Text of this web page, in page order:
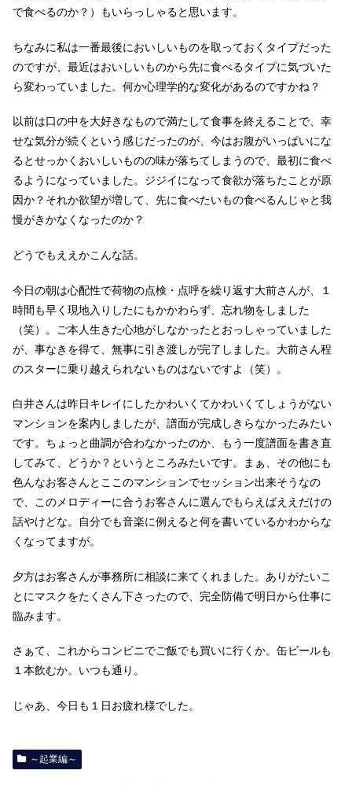
で食べるのか？）もいらっしゃると思います。
ちなみに私は一番最後においしいものを取っておくタイプだった
のですが、最近はおいしいものから先に食べるタイプに気づいた
ら変わっていました。何か心理学的な変化があるのですかね？
以前は口の中を大好きなもので満たして食事を終えることで、幸
せな気分が続くという感じだったのが、今はお腹がいっぱいにな
るとせっかくおいしいものの味が落ちてしまうので、最初に食べ
るようになっていました。ジジイになって食欲が落ちたことが原
因か？それか欲望が増して、先に食べたいもの食べるんじゃと我
慢がきかなくなったのか？
どうでもええかこんな話。
今日の朝は心配性で荷物の点検・点呼を繰り返す大前さんが、１
時間も早く現地入りしたにもかかわらず、忘れ物をしました
（笑）。ご本人生きた心地がしなかったとおっしゃっていました
が、事なきを得て、無事に引き渡しが完了しました。大前さん程
のスターに乗り越えられないものはないですよ（笑）。
白井さんは昨日キレイにしたかわいくてかわいくてしょうがない
マンションを案内しましたが、譜面が完成しきらなかったみたい
です。ちょっと曲調が合わなかったのか、もう一度譜面を書き直
してみて、どうか？というところみたいです。まぁ、その他にも
色んなお客さんとここのマンションでセッション出来そうなの
で、このメロディーに合うお客さんに選んでもらえばええだけの
話やけどな。自分でも音楽に例えると何を書いているかわからな
くなってますが。
夕方はお客さんが事務所に相談に来てくれました。ありがたいこ
とにマスクをたくさん下さったので、完全防備で明日から仕事に
臨みます。
さぁて、これからコンビニでご飯でも買いに行くか。缶ビールも
１本飲むか。いつも通り。
じゃあ、今日も１日お疲れ様でした。
～起業編～